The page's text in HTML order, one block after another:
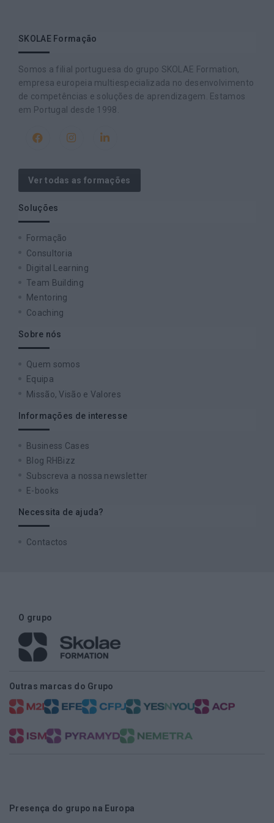
SKOLAE Formação
Somos a filial portuguesa do grupo SKOLAE Formation,
empresa europeia multiespecializada no desenvolvimento
de competências e soluções de aprendizagem. Estamos
em Portugal desde 1998.
Ver todas as formações
Soluções
Formação
Consultoria
Digital Learning
Team Building
Mentoring
Coaching
Sobre nós
Quem somos
Equipa
Missão, Visão e Valores
Informações de interesse
Business Cases
Blog RHBizz
Subscreva a nossa newsletter
E-books
Necessita de ajuda?
Contactos
O grupo
Outras marcas do Grupo
Presença do grupo na Europa